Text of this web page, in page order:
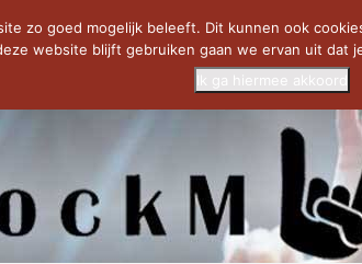
PRIDE OF LIONS – U... SAVATAGE
zo goed mogelijk beleeft. Dit kunnen ook
website blijft gebruiken gaan we ervan uit dat
Ik ga hiermee akkoord